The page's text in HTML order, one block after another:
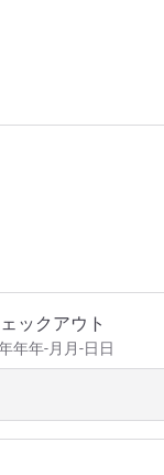
ックアウト
年年-月月-日日